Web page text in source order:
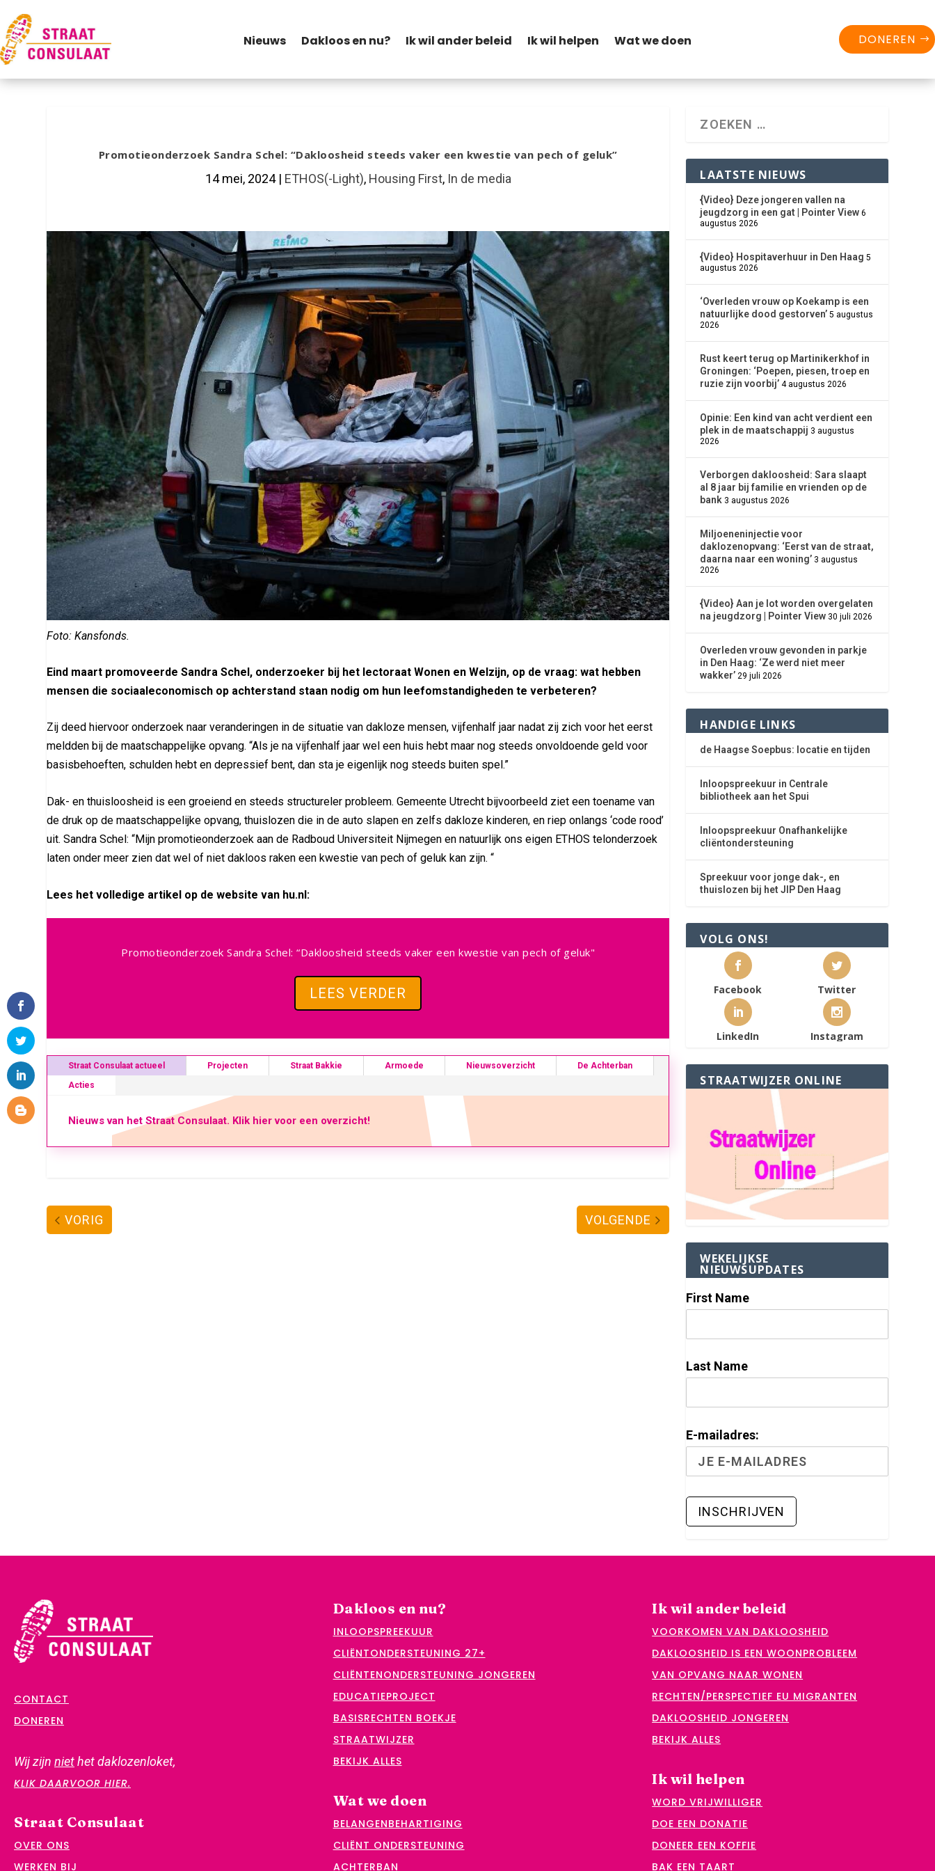
Nieuws Dakloos en nu? Ik wil ander beleid Ik wil helpen Wat we doen DONEREN
Promotieonderzoek Sandra Schel: “Dakloosheid steeds vaker een kwestie van pech of geluk”
14 mei, 2024| ETHOS(-Light), Housing First, In de media
Foto: Kansfonds.
Eind maart promoveerde Sandra Schel, onderzoeker bij het lectoraat Wonen en Welzijn, op de vraag: wat hebben
mensen die sociaaleconomisch op achterstand staan nodig om hun leefomstandigheden te verbeteren?
Zij deed hiervoor onderzoek naar veranderingen in de situatie van dakloze mensen, vijfenhalf jaar nadat zij zich voor het eerst
meldden bij de maatschappelijke opvang. “Als je na vijfenhalf jaar wel een huis hebt maar nog steeds onvoldoende geld voor
basisbehoeften, schulden hebt en depressief bent, dan sta je eigenlijk nog steeds buiten spel.”
Dak- en thuisloosheid is een groeiend en steeds structureler probleem. Gemeente Utrecht bijvoorbeeld ziet een toename van
de druk op de maatschappelijke opvang, thuislozen die in de auto slapen en zelfs dakloze kinderen, en riep onlangs ‘code rood’
uit. Sandra Schel: “Mijn promotieonderzoek aan de Radboud Universiteit Nijmegen en natuurlijk ons eigen ETHOS telonderzoek
laten onder meer zien dat wel of niet dakloos raken een kwestie van pech of geluk kan zijn. “
Lees het volledige artikel op de website van hu.nl:
Promotieonderzoek Sandra Schel: “Dakloosheid steeds vaker een kwestie van pech of geluk"
LEES VERDER
Straat Consulaat actueel Projecten Straat Bakkie Armoede Nieuwsoverzicht
De Achterban
Acties
Nieuws van het Straat Consulaat. Klik hier voor een overzicht!
VORIG VOLGENDE
LAATSTE NIEUWS
{Video} Deze jongeren vallen na
jeugdzorg in een gat | Pointer View 6
augustus 2026
{Video} Hospitaverhuur in Den Haag 5
augustus 2026
‘Overleden vrouw op Koekamp is een
natuurlijke dood gestorven’ 5 augustus
2026
Rust keert terug op Martinikerkhof in
Groningen: ‘Poepen, piesen, troep en
ruzie zijn voorbij’ 4 augustus 2026
Opinie: Een kind van acht verdient een
plek in de maatschappij 3 augustus
2026
Verborgen dakloosheid: Sara slaapt
al 8 jaar bij familie en vrienden op de
bank 3 augustus 2026
Miljoeneninjectie voor
daklozenopvang: ‘Eerst van de straat,
daarna naar een woning’ 3 augustus
2026
{Video} Aan je lot worden overgelaten
na jeugdzorg | Pointer View 30 juli 2026
Overleden vrouw gevonden in parkje
in Den Haag: ‘Ze werd niet meer
wakker’ 29 juli 2026
HANDIGE LINKS
de Haagse Soepbus: locatie en tijden
Inloopspreekuur in Centrale
bibliotheek aan het Spui
Inloopspreekuur Onafhankelijke
cliëntondersteuning
Spreekuur voor jonge dak-, en
thuislozen bij het JIP Den Haag
VOLG ONS!
Facebook Twitter
LinkedIn Instagram
STRAATWIJZER ONLINE
WEKELIJKSE
NIEUWSUPDATES
First Name
Last Name
E-mailadres:
CONTACT
DONEREN
Wij zijn niethet daklozenloket,
KLIK DAARVOOR HIER.
Straat Consulaat
OVER ONS
WERKEN BIJ
Dakloos en nu?
INLOOPSPREEKUUR
CLIËNTONDERSTEUNING 27+
CLIËNTENONDERSTEUNING JONGEREN
EDUCATIEPROJECT
BASISRECHTEN BOEKJE
STRAATWIJZER
BEKIJK ALLES
Wat we doen
BELANGENBEHARTIGING
CLIËNT ONDERSTEUNING
ACHTERBAN
Ik wil ander beleid
VOORKOMEN VAN DAKLOOSHEID
DAKLOOSHEID IS EEN WOONPROBLEEM
VAN OPVANG NAAR WONEN
RECHTEN/PERSPECTIEF EU MIGRANTEN
DAKLOOSHEID JONGEREN
BEKIJK ALLES
Ik wil helpen
WORD VRIJWILLIGER
DOE EEN DONATIE
DONEER EEN KOFFIE
BAK EEN TAART